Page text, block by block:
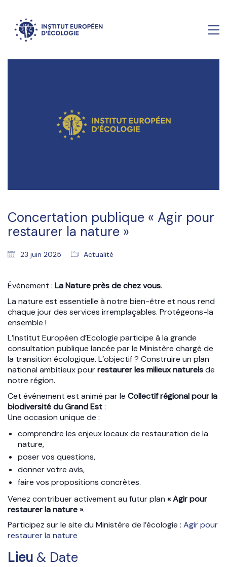
Concertation publique « Agir pour
restaurer la nature »
23 juin 2025 Actualité
Événement : La Nature près de chez vous.
La nature est essentielle à notre bien-être et nous rend
chaque jour des services irremplaçables. Protégeons-la
ensemble !
L’Institut Européen d’Ecologie participe à la grande
consultation publique lancée par le Ministère chargé de
la transition écologique. L’objectif ? Construire un plan
national ambitieux pourrestaurer les milieux naturelsde
notre région.
Cet événement est animé par le Collectif régional pour la
biodiversité du Grand Est:
Une occasion unique de :
comprendre les enjeux locaux de restauration de la
nature,
poser vos questions,
donner votre avis,
faire vos propositions concrètes.
Venez contribuer activement au futur plan « Agir pour
restaurer la nature ».
Participez sur le site du Ministère de l’écologie : Agir pour
restaurer la nature
Lieu & Date